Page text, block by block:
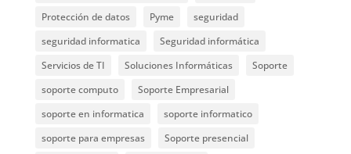
Protección de datos
Pyme
seguridad
seguridad informatica
Seguridad informática
Servicios de TI
Soluciones Informáticas
Soporte
soporte computo
Soporte Empresarial
soporte en informatica
soporte informatico
soporte para empresas
Soporte presencial